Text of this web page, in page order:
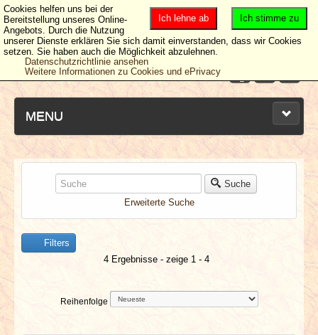
MENU
NEUESTE ARTIKEL
NEWS & DATES
BERICHTE
VERLOSUNGEN
Suche
Erweiterte Suche
Filters
4 Ergebnisse - zeige 1 - 4
Reihenfolge
Ich stimme zu
Ich lehne ab
Cookies helfen uns bei der
Bereitstellung unseres Online-
Angebots. Durch die Nutzung
unserer Dienste erklären Sie sich damit einverstanden, dass wir Cookies
setzen. Sie haben auch die Möglichkeit abzulehnen.
Datenschutzrichtlinie ansehen
Weitere Informationen zu Cookies und ePrivacy